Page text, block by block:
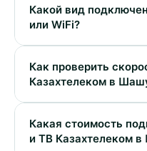
Какой вид
или WiFi?
Как проверить
Какая стоимость